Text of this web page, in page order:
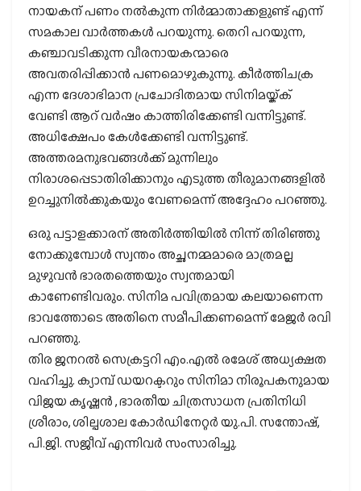
നായകന് പണം നൽകുന്ന നിർമ്മാതാക്കളുണ്ട് എന്ന്
സമകാല വാർത്തകൾ പറയുന്നു. തെറി പറയുന്ന,
കഞ്ചാവടിക്കുന്ന വീരനായകന്മാരെ
അവതരിപ്പിക്കാൻ പണമൊഴുകുന്നു. കീർത്തിചക്ര
എന്ന ദേശാഭിമാന പ്രചോദിതമായ സിനിമയ്ക്ക്
വേണ്ടി ആറ് വർഷം കാത്തിരിക്കേണ്ടി വന്നിട്ടുണ്ട്.
അധിക്ഷേപം കേൾക്കേണ്ടി വന്നിട്ടുണ്ട്.
അത്തരമനുഭവങ്ങൾക്ക് മുന്നിലും
നിരാശപ്പെടാതിരിക്കാനും എടുത്ത തീരുമാനങ്ങളിൽ
ഉറച്ചുനിൽക്കുകയും വേണമെന്ന് അദ്ദേഹം പറഞ്ഞു.
ഒരു പട്ടാളക്കാരന് അതിർത്തിയിൽ നിന്ന് തിരിഞ്ഞു
നോക്കുമ്പോൾ സ്വന്തം അച്ഛനമ്മമാരെ മാത്രമല്ല
മുഴുവൻ ഭാരതത്തെയും സ്വന്തമായി
കാണേണ്ടിവരും. സിനിമ പവിത്രമായ കലയാണെന്ന
ഭാവത്തോടെ അതിനെ സമീപിക്കണമെന്ന് മേജർ രവി
പറഞ്ഞു.
തിര ജനറൽ സെക്രട്ടറി എം.എൽ രമേശ് അധ്യക്ഷത
വഹിച്ചു. ക്യാമ്പ് ഡയറക്ടറും സിനിമാ നിരൂപകനുമായ
വിജയ കൃഷ്ണൻ , ഭാരതീയ ചിത്രസാധന പ്രതിനിധി
ശ്രീരാം, ശില്പശാല കോർഡിനേറ്റർ യു.പി. സന്തോഷ്,
പി.ജി. സജീവ് എന്നിവർ സംസാരിച്ചു.